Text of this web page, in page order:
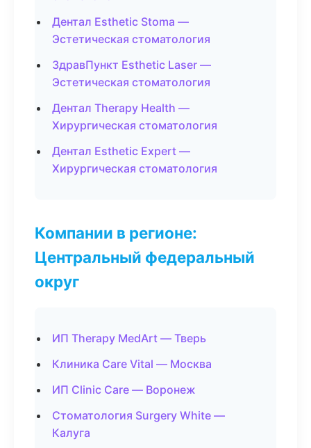
Дентал Esthetic Stoma —
Эстетическая стоматология
ЗдравПункт Esthetic Laser —
Эстетическая стоматология
Дентал Therapy Health —
Хирургическая стоматология
Дентал Esthetic Expert —
Хирургическая стоматология
Компании в регионе:
Центральный федеральный
округ
ИП Therapy MedArt — Тверь
Клиника Care Vital — Москва
ИП Clinic Care — Воронеж
Стоматология Surgery White —
Калуга